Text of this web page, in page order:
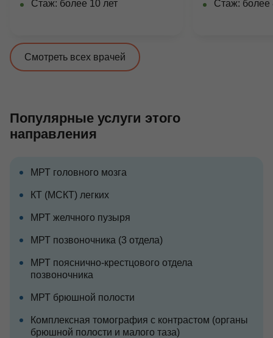
Стаж: более 10 лет
Стаж: более
Смотреть всех врачей
Популярные услуги этого
направления
МРТ головного мозга
КТ (МСКТ) легких
МРТ желчного пузыря
МРТ позвоночника (3 отдела)
МРТ пояснично-крестцового отдела
позвоночника
МРТ брюшной полости
Комплексная томография с контрастом (органы
брюшной полости и малого таза)